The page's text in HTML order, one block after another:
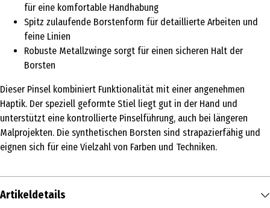
für eine komfortable Handhabung
Spitz zulaufende Borstenform für detaillierte Arbeiten und
feine Linien
Robuste Metallzwinge sorgt für einen sicheren Halt der
Borsten
Dieser Pinsel kombiniert Funktionalität mit einer angenehmen
Haptik. Der speziell geformte Stiel liegt gut in der Hand und
unterstützt eine kontrollierte Pinselführung, auch bei längeren
Malprojekten. Die synthetischen Borsten sind strapazierfähig und
eignen sich für eine Vielzahl von Farben und Techniken.
Artikeldetails